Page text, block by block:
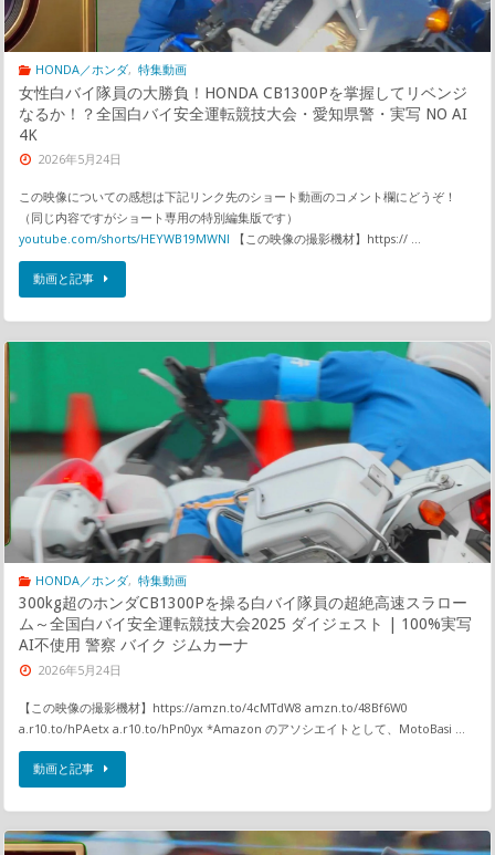
HONDA／ホンダ, 特集動画
女性白バイ隊員の大勝負！HONDA CB1300Pを掌握してリベンジ
なるか！？全国白バイ安全運転競技大会・愛知県警・実写 NO AI
4K
2026年5月24日
この映像についての感想は下記リンク先のショート動画のコメント欄にどうぞ！
（同じ内容ですがショート専用の特別編集版です）
youtube.com/shorts/HEYWB19MWNI 【この映像の撮影機材】https:// …
動画と記事
HONDA／ホンダ, 特集動画
300kg超のホンダCB1300Pを操る白バイ隊員の超絶高速スラロー
ム～全国白バイ安全運転競技大会2025 ダイジェスト | 100%実写
AI不使用 警察 バイク ジムカーナ
2026年5月24日
【この映像の撮影機材】https://amzn.to/4cMTdW8 amzn.to/48Bf6W0
a.r10.to/hPAetx a.r10.to/hPn0yx *Amazon のアソシエイトとして、MotoBasi …
動画と記事